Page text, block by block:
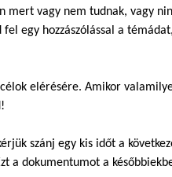
mert vagy nem tudnak, vagy
egy hozzászólással a
elérésére. Amikor
szánj egy kis időt a
hivatkozás)
a dokumentumot a